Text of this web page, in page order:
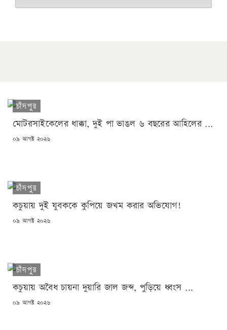
চাঁদপুর
মোটরসাইকেলের ধাক্কা, দুই পা ভাঙল ৬ বছরের আহিলের ...
POSTED
০৯ আগষ্ট ২০২৬
চাঁদপুর
কচুয়ায় দুই যুবককে কুপিয়ে জখম করার অভিযোগ!
POSTED
০৯ আগষ্ট ২০২৬
চাঁদপুর
কচুয়ায় অবৈধ চায়না দুয়ারি জাল জব্দ, পুড়িয়ে ধ্বংস ...
POSTED
০৯ আগষ্ট ২০২৬